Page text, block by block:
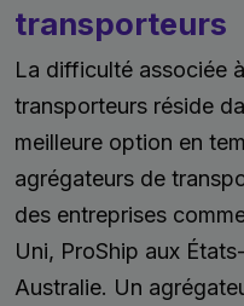
transporteurs
La difficulté associée
transporteurs réside
meilleure option en
agrégateurs de
des entreprises
Uni, ProShip aux
Australie. Un